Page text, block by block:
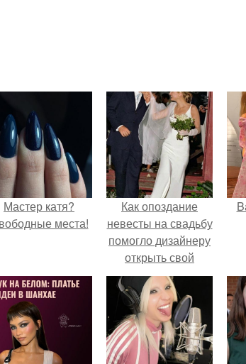
Мастер катя?
места!
Как опоздание
невесты на свадьбу
помогло дизайнеру
открыть свой
бренд.